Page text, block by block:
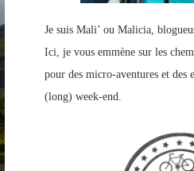
Je suis Mali’ ou Malicia,
Ici, je vous emmène sur les
pour des micro-aventures et des
(long) week-end.